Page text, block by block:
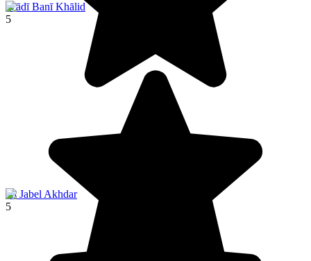
Wādī Banī Khālid
5
Al Jabel Akhdar
5